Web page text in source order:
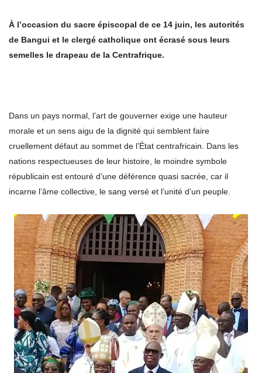
À l’occasion du sacre épiscopal de ce 14 juin, les autorités
de Bangui et le clergé catholique ont écrasé sous leurs
semelles le drapeau de la Centrafrique.
Dans un pays normal, l’art de gouverner exige une hauteur
morale et un sens aigu de la dignité qui semblent faire
cruellement défaut au sommet de l’État centrafricain. Dans les
nations respectueuses de leur histoire, le moindre symbole
républicain est entouré d’une déférence quasi sacrée, car il
incarne l’âme collective, le sang versé et l’unité d’un peuple.